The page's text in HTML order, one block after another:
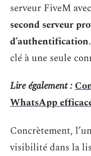
serveur FiveM
second serveur
d’authentification
clé à une seule
Lire également :
WhatsApp
Concrètement,
visibilité dans la